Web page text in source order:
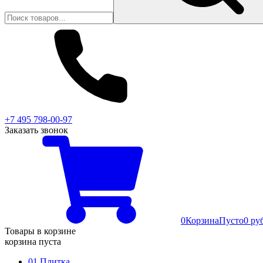
+7 495 798-00-97
Заказать звонок
0КорзинаПусто0
Товары в корзине
корзина пуста